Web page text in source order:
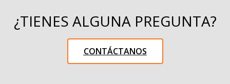
¿TIENES ALGUNA PREGUNTA?
CONTÁCTANOS